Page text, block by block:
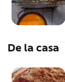
De la casa